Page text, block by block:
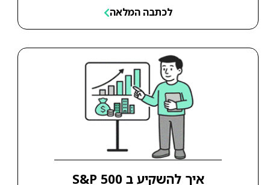
לכתבה המלאה
איך להשקיע ב S&P 500